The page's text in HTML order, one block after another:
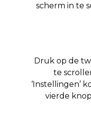
scherm in te
Druk op de
te
‘Instellingen’
vierde